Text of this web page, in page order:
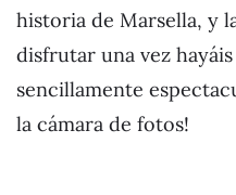
historia de Marsella, y
disfrutar una vez
sencillamente
la cámara de fotos!